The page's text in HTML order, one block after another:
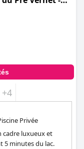
+4
Privée
cadre luxueux et
5 minutes du lac.